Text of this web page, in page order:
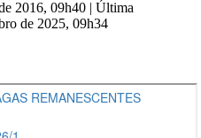
2016, 09h40 | Última
de 2025, 09h34